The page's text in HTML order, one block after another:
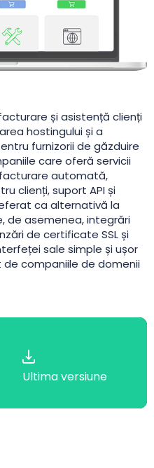
și asistență clienți
hostingului și a
furnizorii de găzduire
care oferă servicii
automată,
clienți, suport API și
ca alternativă la
de asemenea, integrări
de certificate SSL și
sale simple și ușor
companiile de domenii
Ultima versiune